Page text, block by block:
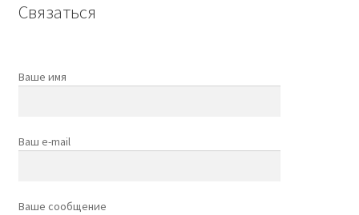
Связаться
Ваше имя
Ваш e-mail
Ваше сообщение